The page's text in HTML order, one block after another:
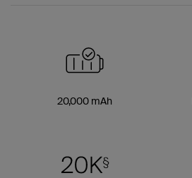
20,000 mAh